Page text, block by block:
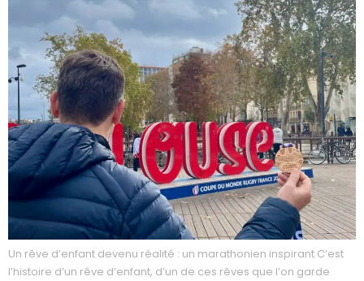
Un rêve d’enfant devenu réalité : un marathonien inspirant C’est
l’histoire d’un rêve d’enfant, d’un de ces rêves que l’on garde